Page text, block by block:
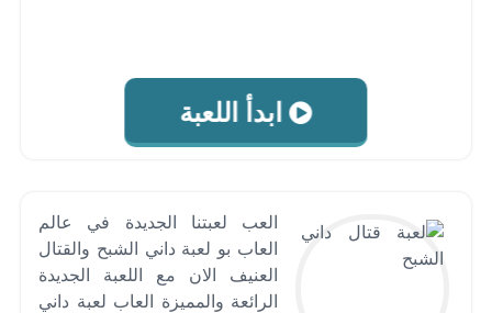
ابدأ اللعبة
العب لعبتنا الجديدة في عالم
العاب بو لعبة داني الشبح والقتال
العنيف الان مع اللعبة الجديدة
الرائعة والمميزة العاب لعبة داني